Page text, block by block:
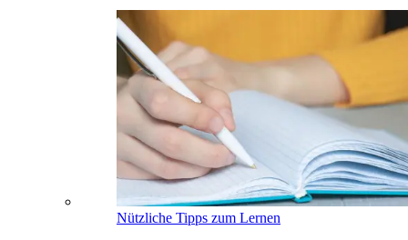
Nützliche Tipps zum Lernen